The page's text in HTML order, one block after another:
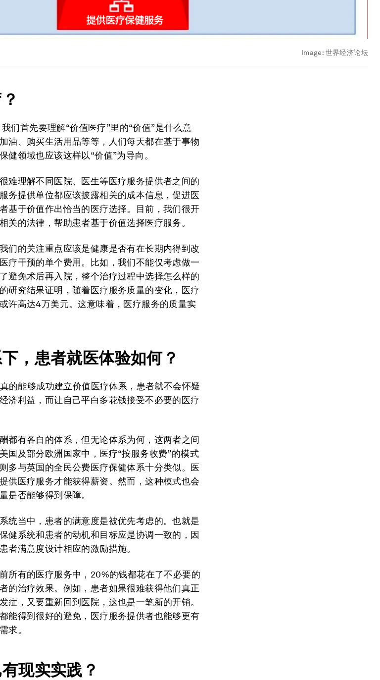
Image: 世界经济论坛
们首先要理解“价值医疗”里的“价值”是什么意
油、购买生活用品等等，人们每天都在基于事物
健领域也应该这样以“价值”为导向。
难理解不同医院、医生等医疗服务提供者之间的
务提供单位都应该披露相关的成本信息，促进医
基于价值作出恰当的医疗选择。目前，我们很开
关的法律，帮助患者基于价值选择医疗服务。
们的关注重点应该是健康是否有在长期内得到改
疗干预的单个费用。比如，我们不能仅考虑做一
避免术后再入院，整个治疗过程中选择怎么样的
研究结果证明，随着医疗服务质量的变化，医疗
许高达4万美元。这意味着，医疗服务的质量实
，患者就医体验如何？
的能够成功建立价值医疗体系，患者就不会怀疑
济利益，而让自己平白多花钱接受不必要的医疗
都有各自的体系，但无论体系为何，这两者之间
国及部分欧洲国家中，医疗“按服务收费”的模式
多与英国的全民公费医疗保健体系十分类似。医
供医疗服务才能获得薪资。然而，这种模式也会
是否能够得到保障。
统当中，患者的满意度是被优先考虑的。也就是
健系统和患者的动机和目标应是协调一致的，因
者满意度设计相应的激励措施。
所有的医疗服务中，20%的钱都花在了不必要的
的治疗效果。例如，患者如果很难获得他们真正
症，又要重新回到医院，这也是一笔新的开销。
能得到很好的避免，医疗服务提供者也能够更有
求。
现实实践？